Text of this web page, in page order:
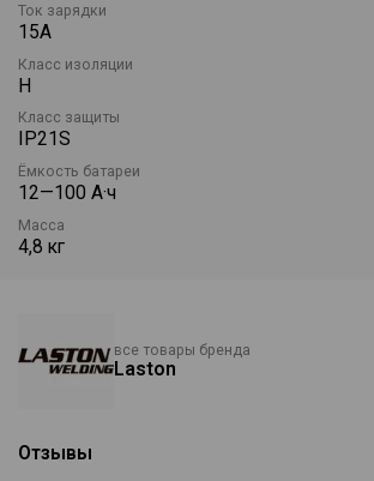
Ток зарядки
15А
Класс изоляции
H
Класс защиты
IP21S
Ёмкость батареи
12—100 А·ч
Масса
4,8 кг
все товары бренда
Laston
Отзывы